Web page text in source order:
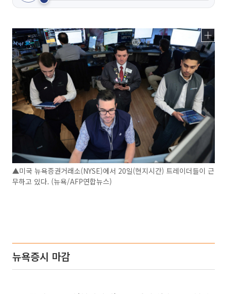
▲미국 뉴욕증권거래소(NYSE)에서 20일(현지시간) 트레이더들이 근
무하고 있다. (뉴욕/AFP연합뉴스)
뉴욕증시 마감